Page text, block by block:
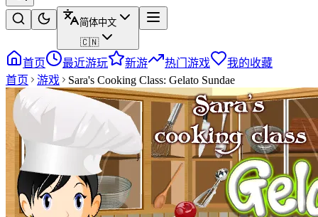
简体中文
🇨🇳
首页 最近游玩 新游 热门游戏
我的收藏
首页
游戏 Sara's Cooking Class: Gelato Sundae